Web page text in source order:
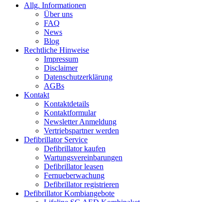
Allg. Informationen
Über uns
FAQ
News
Blog
Rechtliche Hinweise
Impressum
Disclaimer
Datenschutzerklärung
AGBs
Kontakt
Kontaktdetails
Kontaktformular
Newsletter Anmeldung
Vertriebspartner werden
Defibrillator Service
Defibrillator kaufen
Wartungsvereinbarungen
Defibrillator leasen
Fernueberwachung
Defibrillator registrieren
Defibrillator Kombiangebote